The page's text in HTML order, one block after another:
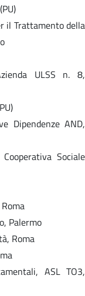
il Trattamento della
ULSS n. 8,
Dipendenze AND,
Sociale
Palermo
Roma
ASL TO3,